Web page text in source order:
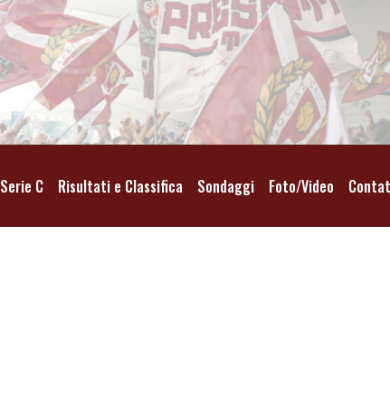
Serie C Risultati e Classifica Sondaggi Foto/Video